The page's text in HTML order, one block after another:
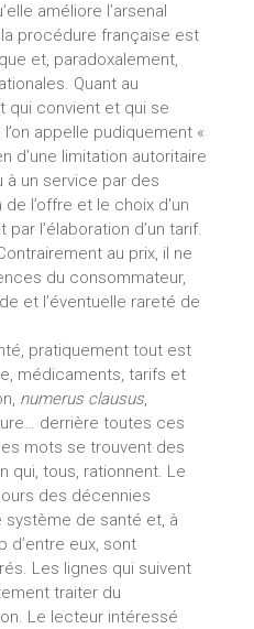
améliore l’arsenal
procédure française est
et, paradoxalement,
Quant au
qui convient et qui se
appelle pudiquement «
d’une limitation autoritaire
à un service par des
l’offre et le choix d'un
l’élaboration d’un tarif.
au prix, il ne
du consommateur,
et l’éventuelle rareté de
pratiquement tout est
médicaments, tarifs et
numerus clausus,
derrière toutes ces
mots se trouvent des
qui, tous, rationnent. Le
des décennies
de santé et, à
d’entre eux, sont
Les lignes qui suivent
traiter du
Le lecteur intéressé